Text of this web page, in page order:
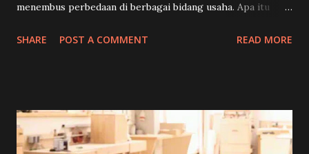
menembus perbedaan di berbagai bidang usaha. Apa itu
tersebar secara luas, mari simak lebih lengkapnya pada
dibandingkan dengan Gergaji Mesin Lainnya, karena
memiliki pengaturan khusus yakni bar yang mengatur
SHARE POST A COMMENT READ MORE